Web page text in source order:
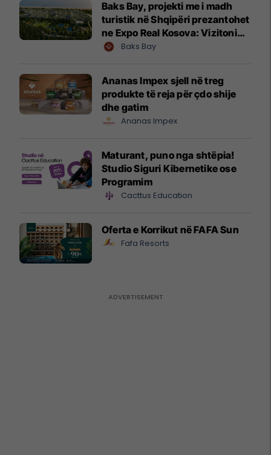
Baks Bay, projekti me i madh
turistik në Shqipëri prezantohet
ne Expo Real Kosova: Vizitoni
shtandin dhe zbuloni
Baks Bay
Ananas Impex sjell në treg
produkte të reja për çdo shije
dhe gatim
Ananas Impex
Maturant, puno nga shtëpia!
Studio Siguri Kibernetike ose
Programim
Cacttus Education
Oferta e Korrikut në FAFA Sun
Fafa Resorts